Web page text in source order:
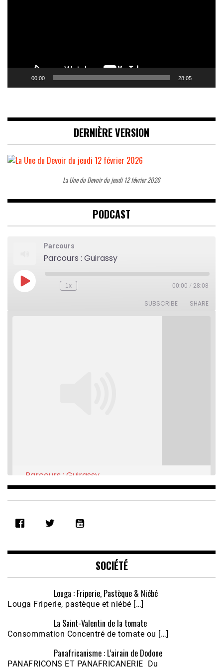
00:00 28:05
DERNIÈRE VERSION
La Une du Devoir du jeudi 12 février 2026
PODCAST
Parcours
Parcours : Guirassy
Play
Episode
Rewind
1x 00:00 / 28:08
SUBSCRIBE SHARE
RSS FEED
EMBED
Parcours : Guirassy
Feb 16, 2021 • 28:08
Écoutez le parcours de Claudiane Kapia
SOCIÉTÉ
Louga : Friperie, Pastèque & Niébé
Louga Friperie, pastèque et niébé […]
La Saint-Valentin de la tomate
Consommation Concentré de tomate ou […]
Panafricanisme : L’airain de Dodone
PANAFRICONS ET PANAFRICANERIE Du